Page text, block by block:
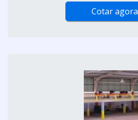
Cotar agora